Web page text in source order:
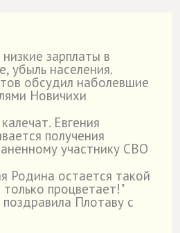
зарплаты в
убыль населения.
обсудил наболевшие
Новичихи
Евгения
получения
участнику СВО
Родина остается такой
процветает!"
Плотаву с